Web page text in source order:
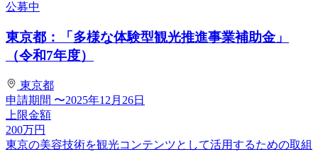
公募中
東京都：「多様な体験型観光推進事業補助金」
（令和7年度）
東京都
申請期間 〜2025年12月26日
上限金額
200万円
東京の美容技術を観光コンテンツとして活用するための取組